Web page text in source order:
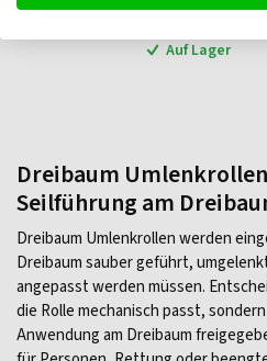
Auf Lager
Dreibaum
Seilführung am
Dreibaum Umlenkrollen werden
Dreibaum sauber geführt,
angepasst werden müssen.
die Rolle mechanisch passt,
Anwendung am Dreibaum